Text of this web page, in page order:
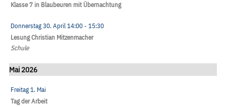
Klasse 7 in Blaubeuren mit Übernachtung
Donnerstag 30. April14:00- 15:30
Lesung Christian Mitzenmacher
Schule
Mai 2026
Freitag 1. Mai
Tag der Arbeit